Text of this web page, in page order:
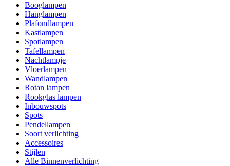
Booglampen
Hanglampen
Plafondlampen
Kastlampen
Spotlampen
Tafellampen
Nachtlampje
Vloerlampen
Wandlampen
Rotan lampen
Rookglas lampen
Inbouwspots
Spots
Pendellampen
Soort verlichting
Accessoires
Stijlen
Alle Binnenverlichting